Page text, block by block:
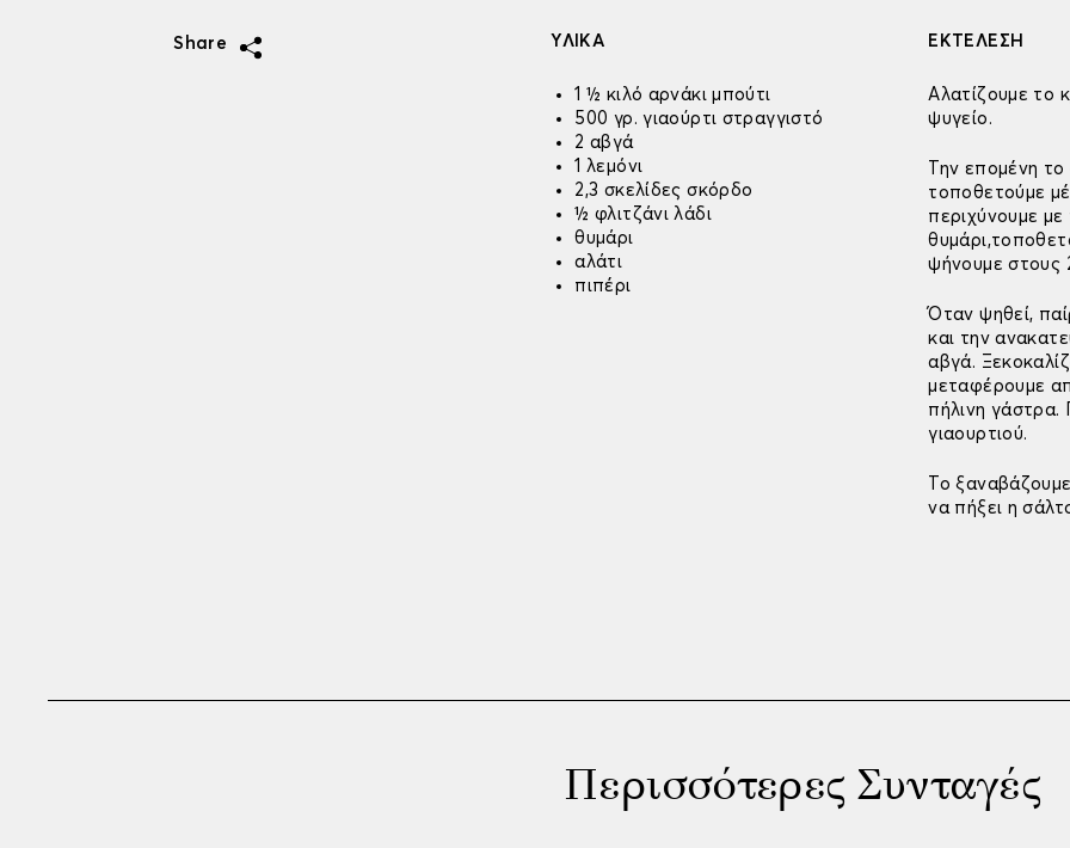
Share ΥΛΙΚΑ
1 ½ κιλό αρνάκι μπούτι
500 γρ. γιαούρτι στραγγιστό
2 αβγά
1 λεμόνι
2,3 σκελίδες σκόρδο
½ φλιτζάνι λάδι
θυμάρι
αλάτι
πιπέρι
ΕΚΤΕΛΕΣΗ
Aλατίζουμε το
ψυγείο.
Την επομένη
τοποθετούμε
περιχύνουμε με
ψήνουμε στους
Όταν ψηθεί,
και την
αβγά.
μεταφέρουμε
πήλινη γάστρα.
γιαουρτιού.
Το
να πήξει η
Περισσότερες Συνταγές